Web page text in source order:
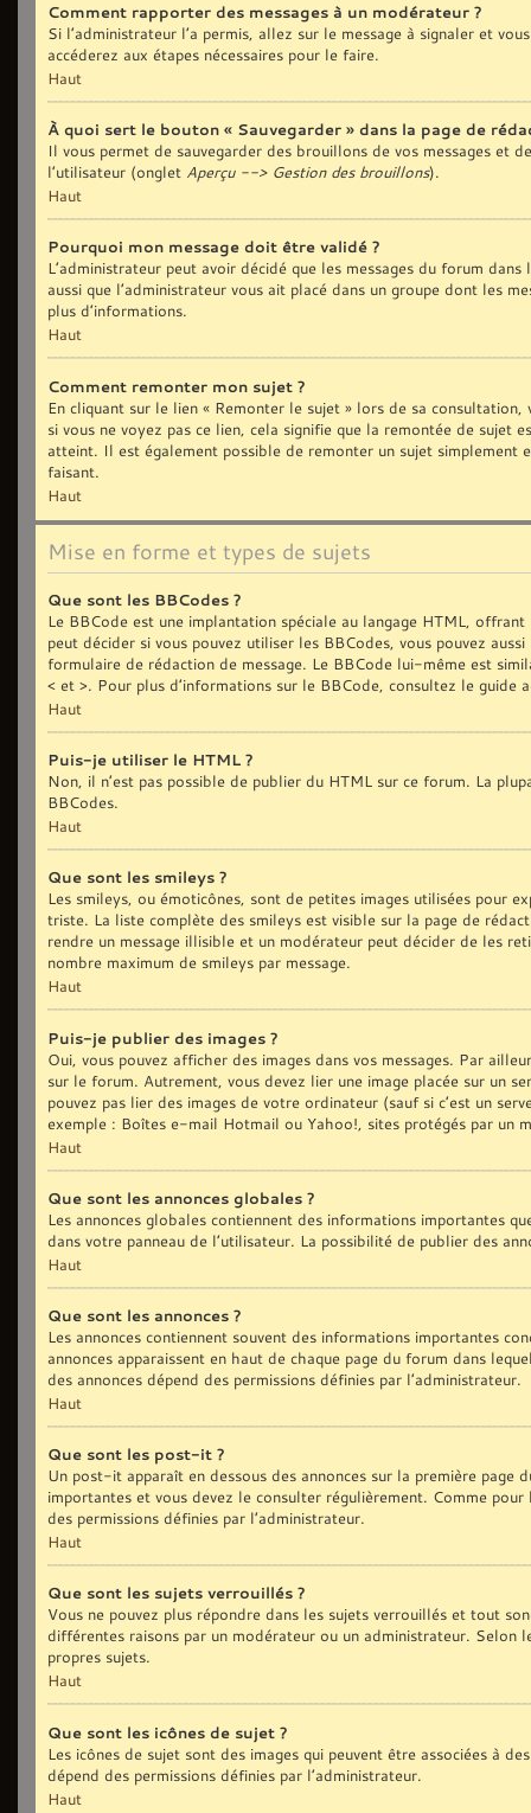
Comment rapporter des messages à un modérateur ?
Si l’administrateur l’a permis, allez sur le message à signaler et
accéderez aux étapes nécessaires pour le faire.
Haut
À quoi sert le bouton « Sauvegarder » dans la page de
Il vous permet de sauvegarder des brouillons de vos messages et
l’utilisateur (onglet Aperçu --> Gestion des brouillons).
Haut
Pourquoi mon message doit être validé ?
L’administrateur peut avoir décidé que les messages du forum
aussi que l’administrateur vous ait placé dans un groupe dont les
plus d’informations.
Haut
Comment remonter mon sujet ?
En cliquant sur le lien « Remonter le sujet » lors de sa consultation,
si vous ne voyez pas ce lien, cela signifie que la remontée de sujet
atteint. Il est également possible de remonter un sujet simplement
faisant.
Haut
Mise en forme et types de sujets
Que sont les BBCodes ?
Le BBCode est une implantation spéciale au langage HTML,
peut décider si vous pouvez utiliser les BBCodes, vous pouvez
formulaire de rédaction de message. Le BBCode lui-même est
< et >. Pour plus d’informations sur le BBCode, consultez le guide
Haut
Puis-je utiliser le HTML ?
Non, il n’est pas possible de publier du HTML sur ce forum. La
BBCodes.
Haut
Que sont les smileys ?
Les smileys, ou émoticônes, sont de petites images utilisées pour
triste. La liste complète des smileys est visible sur la page de
rendre un message illisible et un modérateur peut décider de les
nombre maximum de smileys par message.
Haut
Puis-je publier des images ?
Oui, vous pouvez afficher des images dans vos messages. Par
sur le forum. Autrement, vous devez lier une image placée sur un
pouvez pas lier des images de votre ordinateur (sauf si c’est un
exemple : Boîtes e-mail Hotmail ou Yahoo!, sites protégés par un
Haut
Que sont les annonces globales ?
Les annonces globales contiennent des informations importantes
dans votre panneau de l’utilisateur. La possibilité de publier des
Haut
Que sont les annonces ?
Les annonces contiennent souvent des informations importantes
annonces apparaissent en haut de chaque page du forum dans
des annonces dépend des permissions définies par l’administrateur.
Haut
Que sont les post-it ?
Un post-it apparaît en dessous des annonces sur la première
importantes et vous devez le consulter régulièrement. Comme
des permissions définies par l’administrateur.
Haut
Que sont les sujets verrouillés ?
Vous ne pouvez plus répondre dans les sujets verrouillés et tout
différentes raisons par un modérateur ou un administrateur. Selon
propres sujets.
Haut
Que sont les icônes de sujet ?
Les icônes de sujet sont des images qui peuvent être associées à
dépend des permissions définies par l’administrateur.
Haut